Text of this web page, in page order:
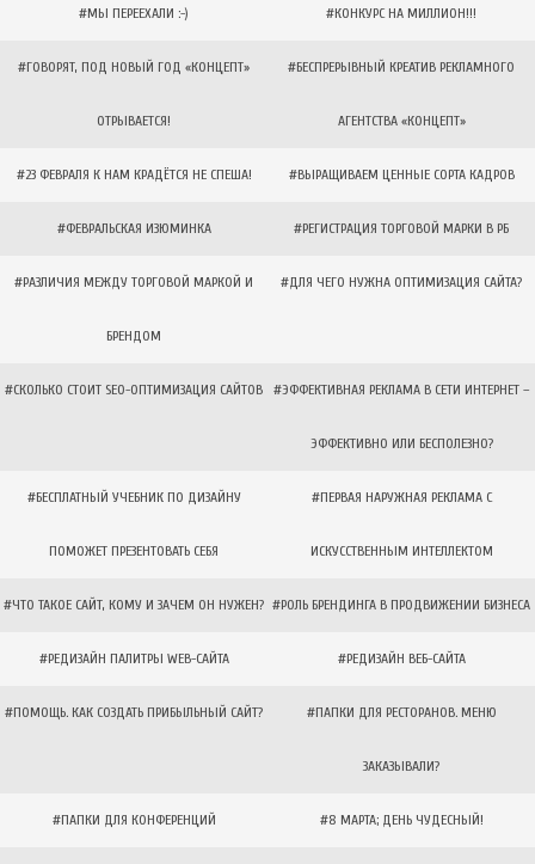
#МЫ ПЕРЕЕХАЛИ :-) #КОНКУРС НА МИЛЛИОН!!!
#ГОВОРЯТ, ПОД НОВЫЙ ГОД «КОНЦЕПТ»
ОТРЫВАЕТСЯ!
#БЕСПРЕРЫВНЫЙ КРЕАТИВ РЕКЛАМНОГО
АГЕНТСТВА «КОНЦЕПТ»
#23 ФЕВРАЛЯ К НАМ КРАДЁТСЯ НЕ СПЕША! #ВЫРАЩИВАЕМ ЦЕННЫЕ СОРТА КАДРОВ
#ФЕВРАЛЬСКАЯ ИЗЮМИНКА #РЕГИСТРАЦИЯ ТОРГОВОЙ МАРКИ В РБ
#РАЗЛИЧИЯ МЕЖДУ ТОРГОВОЙ МАРКОЙ И
БРЕНДОМ
#ДЛЯ ЧЕГО НУЖНА ОПТИМИЗАЦИЯ САЙТА?
#СКОЛЬКО СТОИТ SEO-ОПТИМИЗАЦИЯ САЙТОВ #ЭФФЕКТИВНАЯ РЕКЛАМА В СЕТИ ИНТЕРНЕТ –
ЭФФЕКТИВНО ИЛИ БЕСПОЛЕЗНО?
#БЕСПЛАТНЫЙ УЧЕБНИК ПО ДИЗАЙНУ
ПОМОЖЕТ ПРЕЗЕНТОВАТЬ СЕБЯ
#ПЕРВАЯ НАРУЖНАЯ РЕКЛАМА С
ИСКУССТВЕННЫМ ИНТЕЛЛЕКТОМ
#ЧТО ТАКОЕ САЙТ, КОМУ И ЗАЧЕМ ОН НУЖЕН? #РОЛЬ БРЕНДИНГА В ПРОДВИЖЕНИИ БИЗНЕСА
#РЕДИЗАЙН ПАЛИТРЫ WEB-САЙТА #РЕДИЗАЙН ВЕБ-САЙТА
#ПОМОЩЬ. КАК СОЗДАТЬ ПРИБЫЛЬНЫЙ САЙТ? #ПАПКИ ДЛЯ РЕСТОРАНОВ. МЕНЮ
ЗАКАЗЫВАЛИ?
#ПАПКИ ДЛЯ КОНФЕРЕНЦИЙ #8 МАРТА; ДЕНЬ ЧУДЕСНЫЙ!